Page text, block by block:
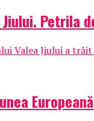
Petrila
Valea Jiului a